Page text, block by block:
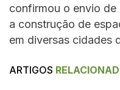
confirmou o envio de
a construção de
em diversas cidades
ARTIGOS